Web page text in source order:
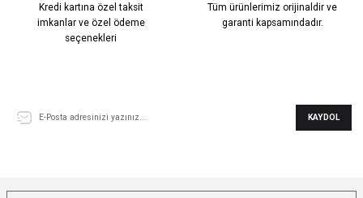
Kredi kartına özel taksit
imkanlar ve özel ödeme
seçenekleri
Tüm ürünlerimiz orijinaldir ve
garanti kapsamındadır.
KAYDOL